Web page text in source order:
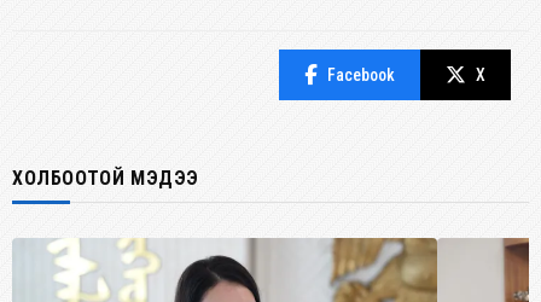
Facebook X
ХОЛБООТОЙ МЭДЭЭ